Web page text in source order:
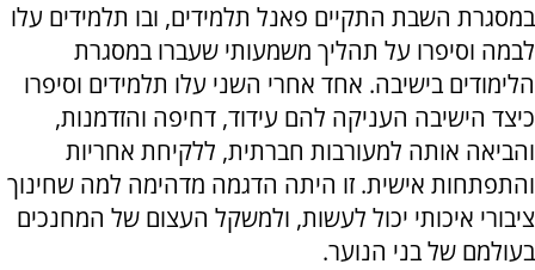
במסגרת השבת התקיים פאנל תלמידים, ובו תלמידים עלו
לבמה וסיפרו על תהליך משמעותי שעברו במסגרת
הלימודים בישיבה. אחד אחרי השני עלו תלמידים וסיפרו
כיצד הישיבה העניקה להם עידוד, דחיפה והזדמנות,
והביאה אותה למעורבות חברתית, ללקיחת אחריות
והתפתחות אישית. זו היתה הדגמה מדהימה למה שחינוך
ציבורי איכותי יכול לעשות, ולמשקל העצום של המחנכים
בעולמם של בני הנוער.